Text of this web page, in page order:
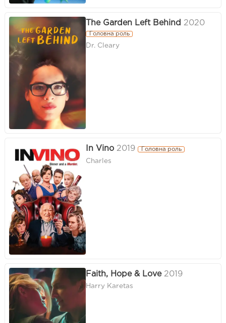
The Garden Left Behind 2020
Головна роль
Dr. Cleary
In Vino 2019 Головна роль
Charles
Faith, Hope & Love 2019
Harry Karetas